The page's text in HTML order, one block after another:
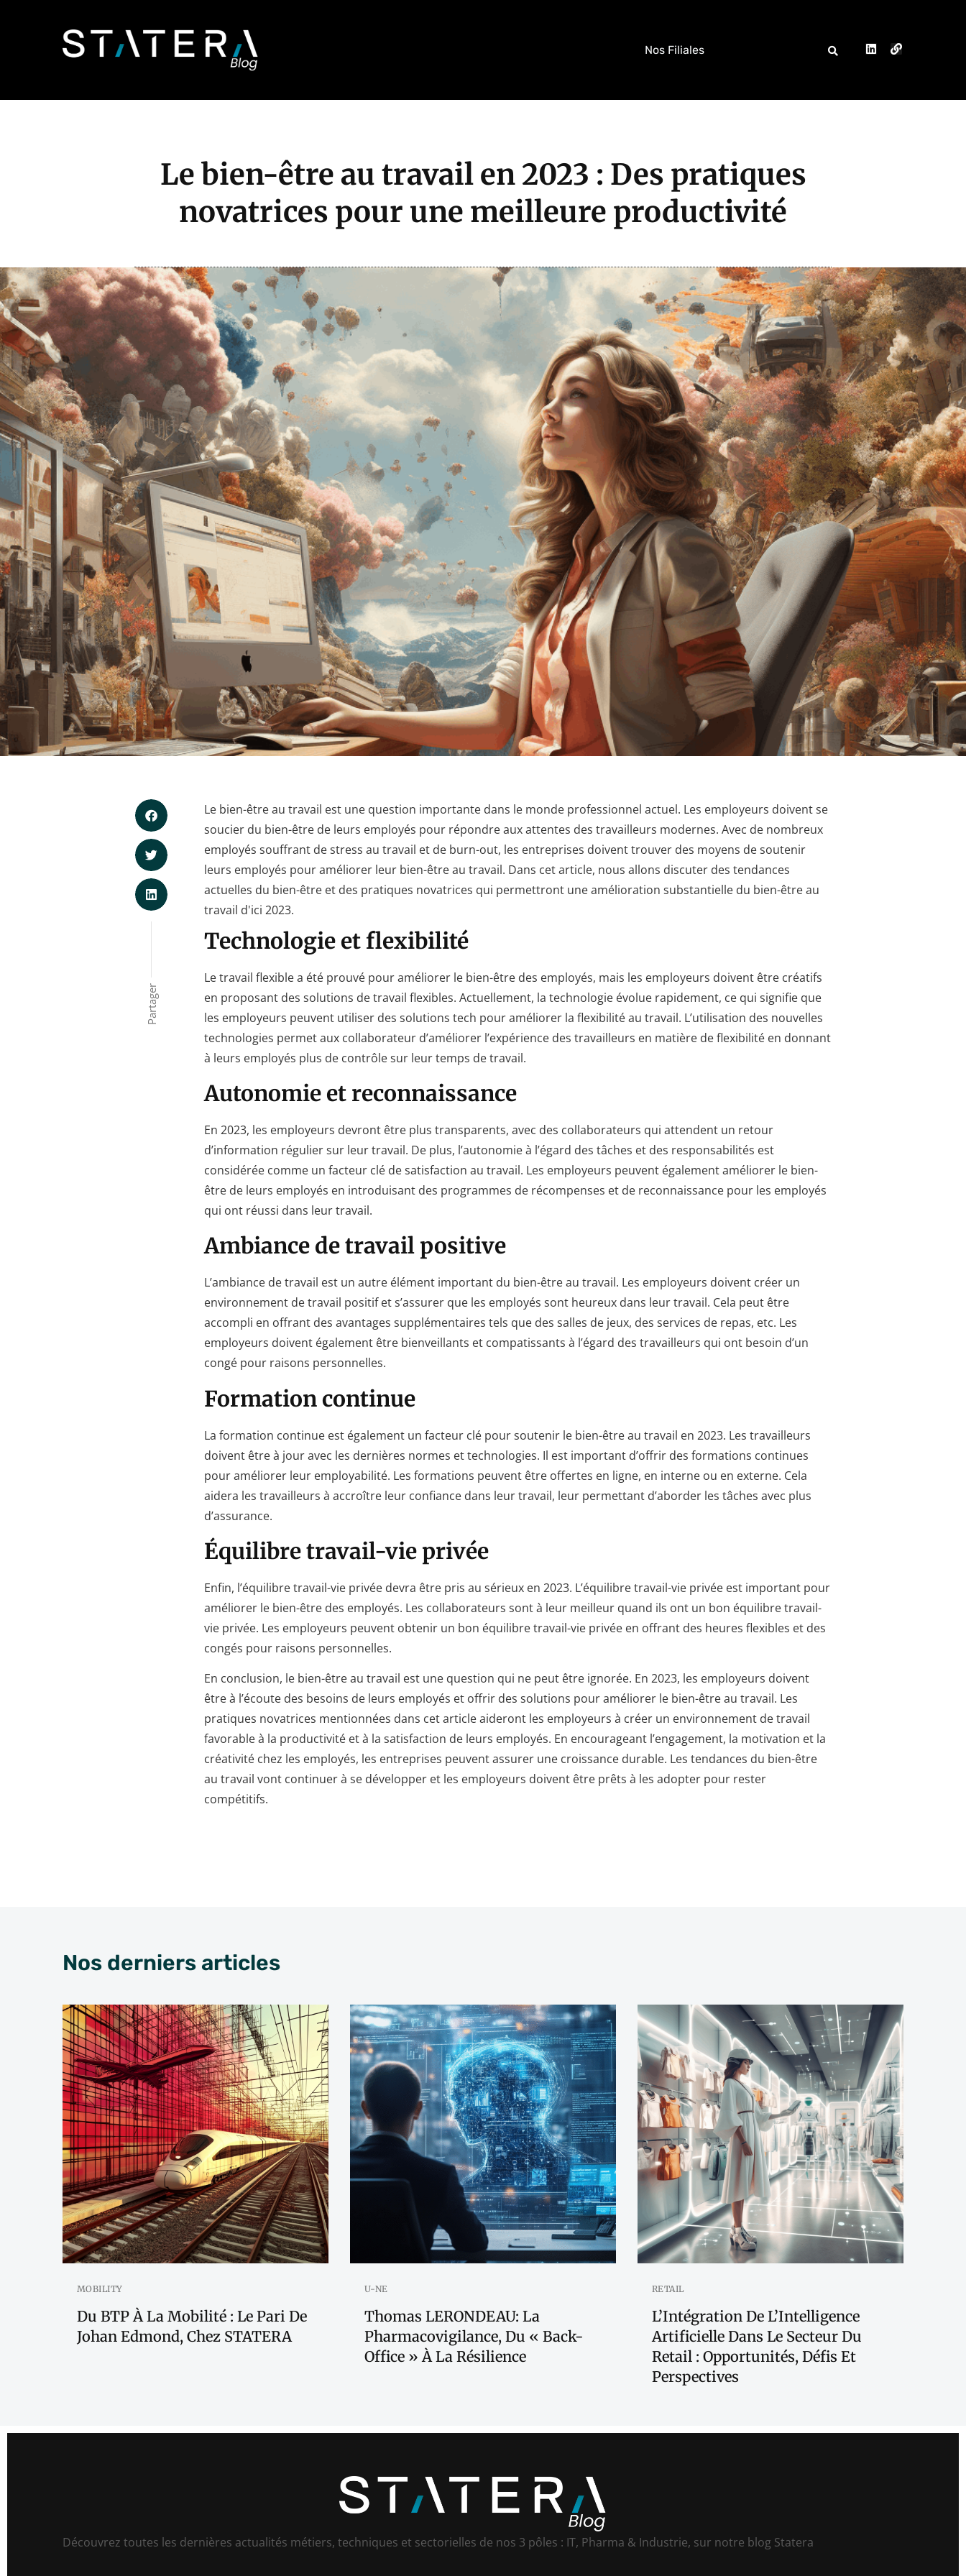
Nos Filiales
Le bien-être au travail en 2023 : Des pratiques
novatrices pour une meilleure productivité
Partager
Le bien-être au travail est une question importante dans le monde professionnel actuel. Les employeurs doivent se
soucier du bien-être de leurs employés pour répondre aux attentes des travailleurs modernes. Avec de nombreux
employés souffrant de stress au travail et de burn-out, les entreprises doivent trouver des moyens de soutenir
leurs employés pour améliorer leur bien-être au travail. Dans cet article, nous allons discuter des tendances
actuelles du bien-être et des pratiques novatrices qui permettront une amélioration substantielle du bien-être au
travail d'ici 2023.
Technologie et flexibilité
Le travail flexible a été prouvé pour améliorer le bien-être des employés, mais les employeurs doivent être créatifs
en proposant des solutions de travail flexibles. Actuellement, la technologie évolue rapidement, ce qui signifie que
les employeurs peuvent utiliser des solutions tech pour améliorer la flexibilité au travail. L’utilisation des nouvelles
technologies permet aux collaborateur d’améliorer l’expérience des travailleurs en matière de flexibilité en donnant
à leurs employés plus de contrôle sur leur temps de travail.
Autonomie et reconnaissance
En 2023, les employeurs devront être plus transparents, avec des collaborateurs qui attendent un retour
d’information régulier sur leur travail. De plus, l’autonomie à l’égard des tâches et des responsabilités est
considérée comme un facteur clé de satisfaction au travail. Les employeurs peuvent également améliorer le bien-
être de leurs employés en introduisant des programmes de récompenses et de reconnaissance pour les employés
qui ont réussi dans leur travail.
Ambiance de travail positive
L’ambiance de travail est un autre élément important du bien-être au travail. Les employeurs doivent créer un
environnement de travail positif et s’assurer que les employés sont heureux dans leur travail. Cela peut être
accompli en offrant des avantages supplémentaires tels que des salles de jeux, des services de repas, etc. Les
employeurs doivent également être bienveillants et compatissants à l’égard des travailleurs qui ont besoin d’un
congé pour raisons personnelles.
Formation continue
La formation continue est également un facteur clé pour soutenir le bien-être au travail en 2023. Les travailleurs
doivent être à jour avec les dernières normes et technologies. Il est important d’offrir des formations continues
pour améliorer leur employabilité. Les formations peuvent être offertes en ligne, en interne ou en externe. Cela
aidera les travailleurs à accroître leur confiance dans leur travail, leur permettant d’aborder les tâches avec plus
d’assurance.
Équilibre travail-vie privée
Enfin, l’équilibre travail-vie privée devra être pris au sérieux en 2023. L’équilibre travail-vie privée est important pour
améliorer le bien-être des employés. Les collaborateurs sont à leur meilleur quand ils ont un bon équilibre travail-
vie privée. Les employeurs peuvent obtenir un bon équilibre travail-vie privée en offrant des heures flexibles et des
congés pour raisons personnelles.
En conclusion, le bien-être au travail est une question qui ne peut être ignorée. En 2023, les employeurs doivent
être à l’écoute des besoins de leurs employés et offrir des solutions pour améliorer le bien-être au travail. Les
pratiques novatrices mentionnées dans cet article aideront les employeurs à créer un environnement de travail
favorable à la productivité et à la satisfaction de leurs employés. En encourageant l’engagement, la motivation et la
créativité chez les employés, les entreprises peuvent assurer une croissance durable. Les tendances du bien-être
au travail vont continuer à se développer et les employeurs doivent être prêts à les adopter pour rester
compétitifs.
Nos derniers articles
MOBILITY
Du BTP À La Mobilité : Le Pari De
Johan Edmond, Chez STATERA
U-NE
Thomas LERONDEAU: La
Pharmacovigilance, Du « Back-
Office » À La Résilience
RETAIL
L’Intégration De L’Intelligence
Artificielle Dans Le Secteur Du
Retail : Opportunités, Défis Et
Perspectives
Découvrez toutes les dernières actualités métiers, techniques et sectorielles de nos 3 pôles : IT, Pharma & Industrie, sur notre blog Statera